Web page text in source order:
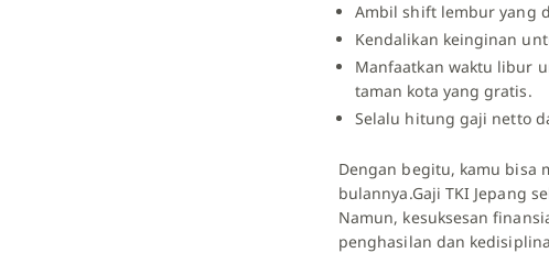
Ambil shift lembur yang
Kendalikan keinginan
Manfaatkan waktu libur
taman kota yang gratis.
Selalu hitung gaji netto
Dengan begitu, kamu bisa
bulannya.Gaji TKI Jepang
Namun, kesuksesan
penghasilan dan